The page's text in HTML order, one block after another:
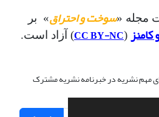
مجله «سوخت و احتراق» بر
کامنز (
CC BY-NC) آزاد است.
مهم نشریه در خبرنامه نشریه مشترک